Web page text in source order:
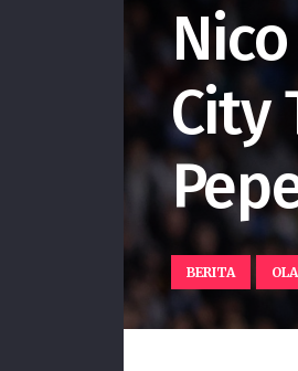
City
BERITA